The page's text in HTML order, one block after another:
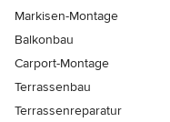
Markisen-Montage
Balkonbau
Carport-Montage
Terrassenbau
Terrassenreparatur